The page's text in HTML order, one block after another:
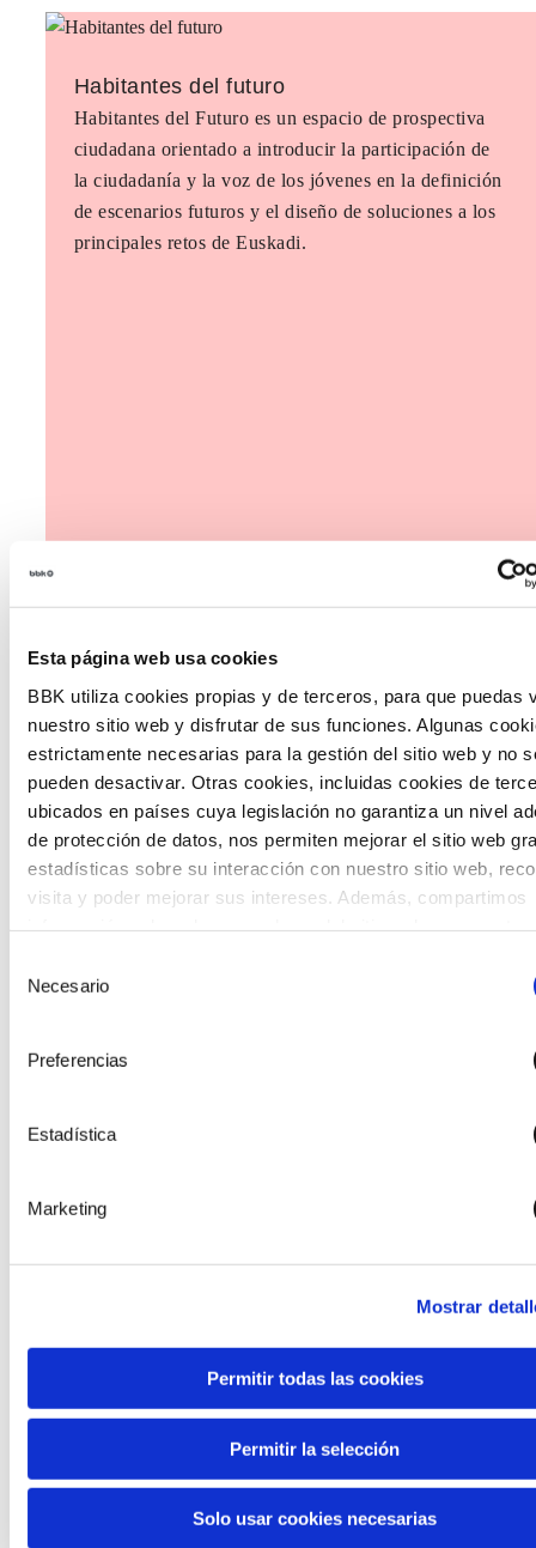
Esta página web usa cookies
BBK utiliza cookies propias y de terceros, para que puedas
nuestro sitio web y disfrutar de sus funciones. Algunas
estrictamente necesarias para la gestión del sitio web y no
pueden desactivar. Otras cookies, incluidas cookies de
ubicados en países cuya legislación no garantiza un nivel
de protección de datos, nos permiten mejorar el sitio web
estadísticas sobre su interacción con nuestro sitio web,
visita y poder mejorar sus intereses. Además, compartimos
información que les haya proporcionado o que hayan
Necesario
Preferencias
Estadística
Marketing
Mostrar
Permitir todas las cookies
Permitir la selección
Solo usar cookies necesarias
Habitantes del futuro
Habitantes del Futuro es un espacio de prospectiva
ciudadana orientado a introducir la participación de
la ciudadanía y la voz de los jóvenes en la definición
de escenarios futuros y el diseño de soluciones a los
principales retos de Euskadi.
The Future Game
The Future Game es un laboratorio de participación
juvenil que recoge las cosmovisiones de las nuevas
generaciones en las temáticas que más les preocupan
hacia el futuro a través de una experiencia
Generación de conocimiento
Informe El futuro del trabajo